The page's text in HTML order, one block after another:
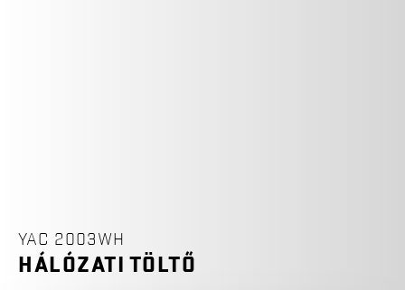
YAC 2003WH
HÁLÓZATI TÖLTŐ